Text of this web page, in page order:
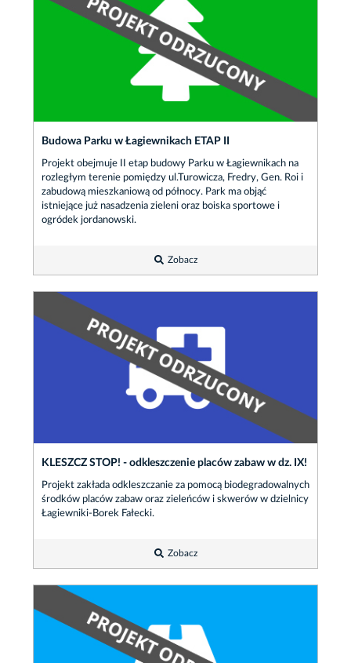
Budowa Parku w Łagiewnikach ETAP II
Projekt obejmuje II etap budowy Parku w Łagiewnikach na
rozległym terenie pomiędzy ul.Turowicza, Fredry, Gen. Roi i
zabudową mieszkaniową od północy. Park ma objąć
istniejące już nasadzenia zieleni oraz boiska sportowe i
ogródek jordanowski.
Zobacz
KLESZCZ STOP! - odkleszczenie placów zabaw w dz. IX!
Projekt zakłada odkleszczanie za pomocą biodegradowalnych
środków placów zabaw oraz zieleńców i skwerów w dzielnicy
Łagiewniki-Borek Fałecki.
Zobacz